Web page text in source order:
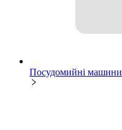
Посудомийні машини